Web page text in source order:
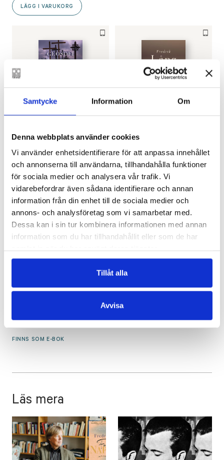
Samtycke Information Om
Denna webbplats använder cookies
Vi använder enhetsidentifierare för att anpassa innehållet
och annonserna till användarna, tillhandahålla funktioner
för sociala medier och analysera vår trafik. Vi
vidarebefordrar även sådana identifierare och annan
information från din enhet till de sociala medier och
annons- och analysföretag som vi samarbetar med.
Dessa kan i sin tur kombinera informationen med annan
information som du har tillhandahållit eller som de har
Tillåt alla
Avvisa
LÄGG I VARUKORG
Geosofi – Bilder på en
utställning
€30.40
Basim, min kära
€ 24.90
€29.90
FINNS SOM E-BOK
Läs mera